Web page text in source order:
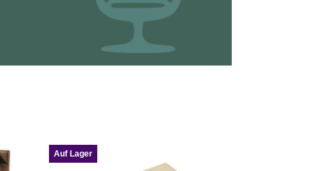
Auf Lager